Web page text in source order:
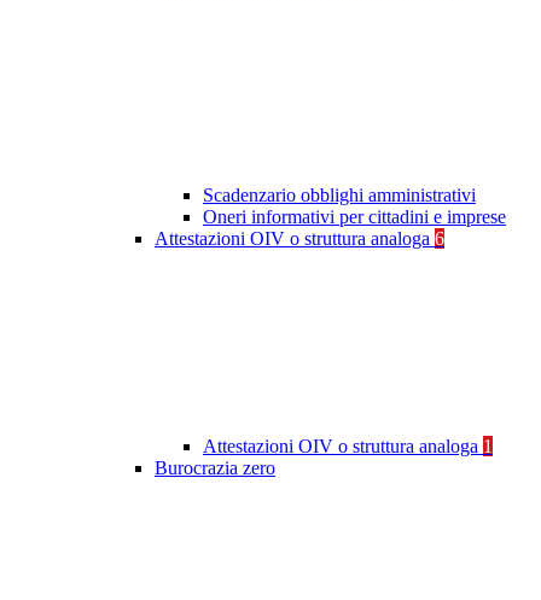
Scadenzario obblighi amministrativi
Oneri informativi per cittadini e imprese
Attestazioni OIV o struttura analoga 6
Attestazioni OIV o struttura analoga 1
Burocrazia zero